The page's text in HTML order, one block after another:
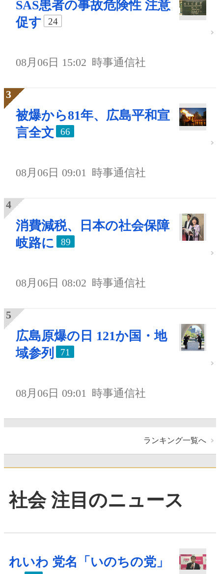
SAS患者の事故危険性 注意
促す
24
08月06日 15:02 時事通信社
被爆から81年、広島平和宣
言全文
66
08月06日 09:01 時事通信社
消費減税、日本の社会保障
岐路に
89
08月06日 08:02 時事通信社
広島原爆の日 121か国・地
域参列
71
08月06日 09:01 時事通信社
ランキング一覧へ
社会 注目のニュース
れいわ 党名「いのちの党」